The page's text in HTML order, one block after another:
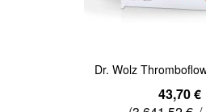
Dr. Wolz
43,70 €